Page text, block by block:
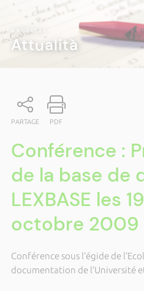
A RICERCA
Attualità
PARTAGE PDF
Conférence :
de la base de
LEXBASE les
octobre 2009
Conférence sous l’égide de
documentation de l’Université